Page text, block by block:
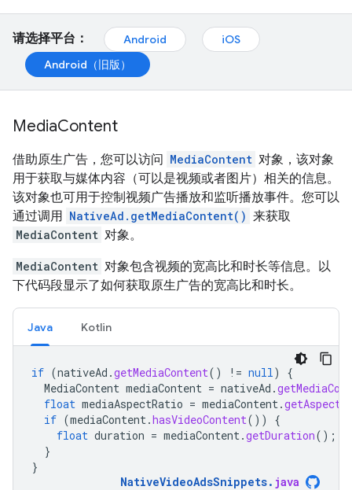
请选择平台： Android
iOS
Android（旧版）
MediaContent
借助原生广告，您可以访问 MediaContent 对象，该对象
用于获取与媒体内容（可以是视频或者图片）相关的信息。
该对象也可用于控制视频广告播放和监听播放事件。您可以
通过调用 NativeAd.getMediaContent() 来获取
MediaContent 对象。
MediaContent 对象包含视频的宽高比和时长等信息。以
下代码段显示了如何获取原生广告的宽高比和时长。
Java Kotlin
if (nativeAd .getMediaContent() != null)
{
MediaContent mediaContent = nativeAd .
float mediaAspectRatio = mediaContent.
if (mediaContent.hasVideoContent())
{
float duration = mediaContent.getDuration();
}
}
NativeVideoAdsSnippets. java